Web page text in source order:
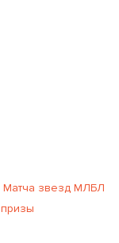
Матча звезд МЛБЛ